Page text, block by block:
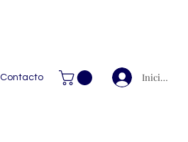
Contacto Iniciar